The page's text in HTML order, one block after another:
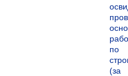
по
(за